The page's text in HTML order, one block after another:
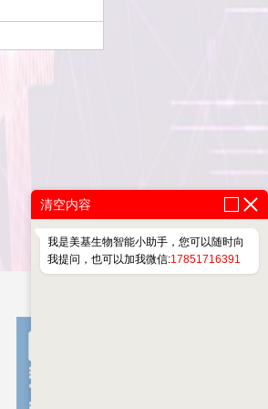
清空内容
我是美基生物智能小助手，您可以随时向
我提问，也可以加我微信:17851716391